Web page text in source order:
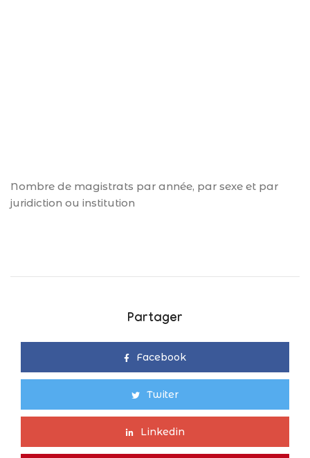
Nombre de magistrats par année, par sexe et par
juridiction ou institution
Partager
Facebook
Twiter
Linkedin